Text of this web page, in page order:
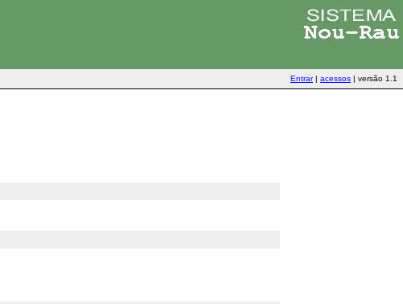
Entrar| acessos | versão 1.1